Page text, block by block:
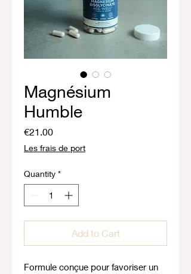
Magnésium
Humble
€21.00Price
Les frais de port
Quantity *
Add to Cart
Formule conçue pour favoriser un